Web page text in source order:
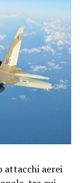
attacchi aerei